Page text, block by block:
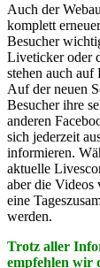
Auch der
komplett
Besucher
Liveticker oder
stehen auch
Auf der neuen
Besucher ihre
anderen
sich jederzeit
informieren.
aktuelle
aber die Videos
eine
werden.
Trotz aller
empfehlen wir